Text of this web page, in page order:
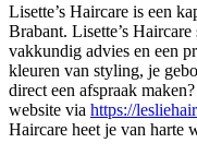
Lisette’s Haircare is een
Brabant. Lisette’s
vakkundig advies en een
kleuren van styling, je
direct een afspraak
website via https://
Haircare heet je van harte